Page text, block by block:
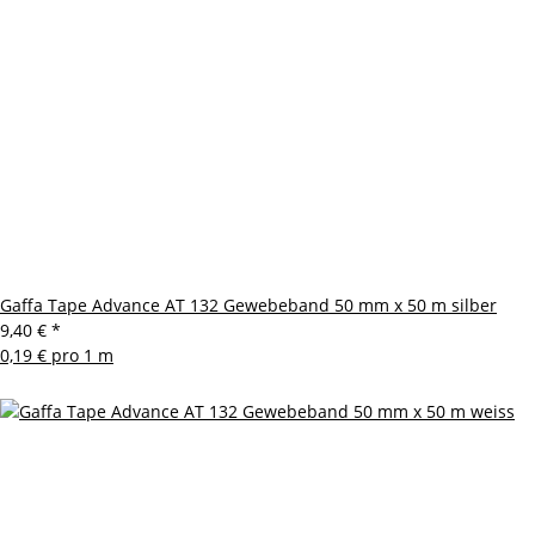
Gaffa Tape Advance AT 132 Gewebeband 50 mm x 50 m silber
9,40 € *
0,19 € pro 1 m